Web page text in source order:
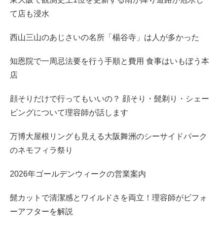
て店も浸水
西山三山のあじさいの名所「楊谷寺」は人が多かった
知恩院で一周忌法要を行う手順と費用 食事はいもぼう本
店
顔そりだけで行ってもいいの？ 顔そり・髭剃り・シェー
ビングについて理容師が話します
万博大屋根リングも見える大阪舞洲のシーサイドパーク
のネモフィラ祭り
2026年ゴールデンウィークの営業案内
髭カットで清潔感とワイルドさを両立！理容師がビフォ
ーアフターを解説